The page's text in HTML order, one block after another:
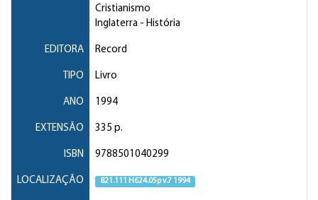
Cristianismo
Inglaterra - História
EDITORA Record
TIPO Livro
ANO 1994
EXTENSÃO 335 p.
ISBN 9788501040299
LOCALIZAÇÃO 821.111 H624.05p v.7 1994